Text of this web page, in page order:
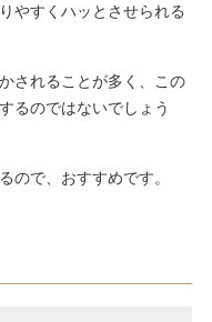
やすくハッとさせられる
されることが多く、この
るのではないでしょう
ので、おすすめです。